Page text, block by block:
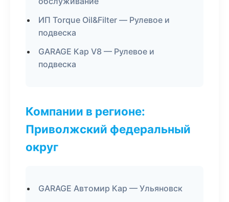
ИП Torque Oil&Filter — Рулевое и
подвеска
GARAGE Кар V8 — Рулевое и
подвеска
Компании в регионе:
Приволжский федеральный
округ
GARAGE Автомир Кар — Ульяновск